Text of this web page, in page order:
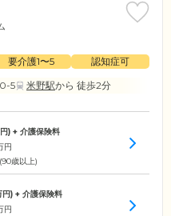
要介護1〜5
認知症可
5
米野駅から 徒歩2分
) + 介護保険料
円
歳以上)
円) + 介護保険料
円